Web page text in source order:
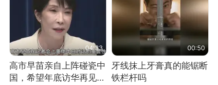
04:33
高市早苗亲自上阵碰瓷中
国，希望年底访华再见中
00:50
牙线抹上牙膏真的能锯断
铁栏杆吗